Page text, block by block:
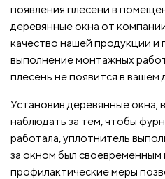
появления плесени в
деревянные окна от
качество нашей продукции
выполнение монтажных
плесень не появится в вашем
Установив деревянные окна,
наблюдать за тем, чтобы
работала, уплотнитель
за окном был своевременным
профилактические меры